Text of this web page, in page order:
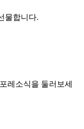
물합니다.
레소식을 둘러보세